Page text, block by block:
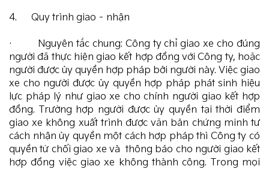
4. Quy trình giao – nhận
· Nguyên tắc chung: Công ty chỉ giao xe cho đúng
người đã thực hiện giao kết hợp đồng với Công ty, hoặc
người được ủy quyền hợp pháp bởi người này. Việc giao
xe cho người được ủy quyền hợp pháp phát sinh hiệu
lực pháp lý như giao xe cho chính người giao kết hợp
đồng. Trường hợp người được ủy quyền tại thời điểm
giao xe không xuất trình được văn bản chứng minh tư
cách nhận ủy quyền một cách hợp pháp thì Công ty có
quyền từ chối giao xe và thông báo cho người giao kết
hợp đồng việc giao xe không thành công. Trong mọi